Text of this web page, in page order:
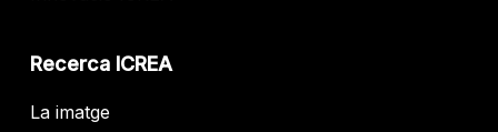
Recerca ICREA
La imatge